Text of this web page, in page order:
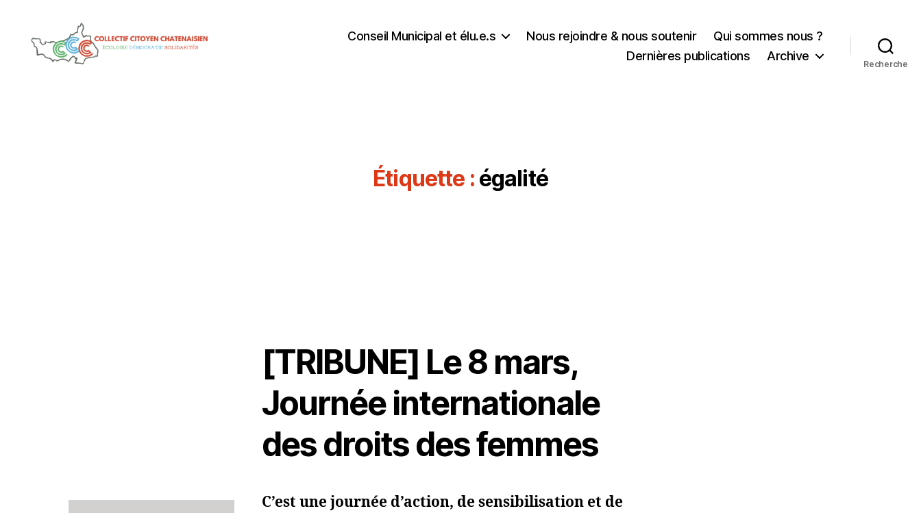
Conseil Municipal et élu.e.s Nous rejoindre & nous soutenir
Qui sommes nous ?
Dernières publications
Archive
Recherche
Étiquette : égalité
[TRIBUNE] Le 8 mars,
Journée internationale
des droits des femmes
C’est une journée d’action, de sensibilisation et de